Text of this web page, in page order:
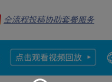
全流程投稿协助套餐服务